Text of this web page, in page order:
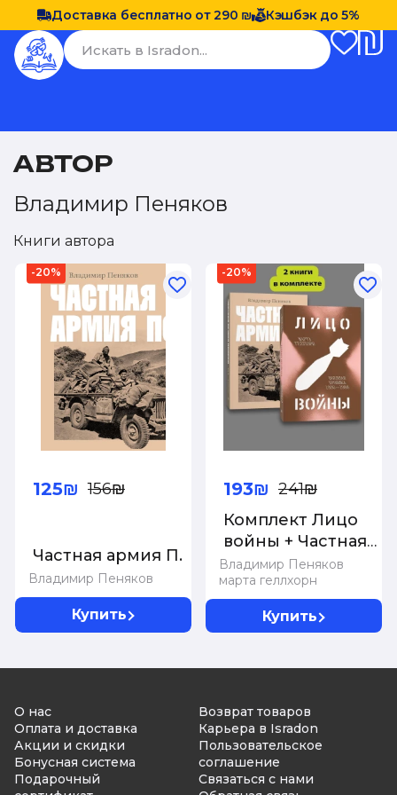
Доставка бесплатно от 290 ₪ Кэшбэк до 5%
АВТОР
Владимир Пеняков
Книги автора
-20%
Владимир Пеняков
Частная армия П.
125₪ 156₪
Купить
-20%
Владимир Пеняков
марта геллхорн
Комплект Лицо
войны + Частная
армия Попски
193₪ 241₪
Купить
О нас
Оплата и доставка
Акции и скидки
Бонусная система
Подарочный
Возврат товаров
Карьера в Isradon
Пользовательское
соглашение
Связаться с нами